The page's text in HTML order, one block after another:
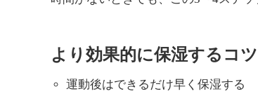
より効果的に保湿するコツ
運動後はできるだけ早く保湿する